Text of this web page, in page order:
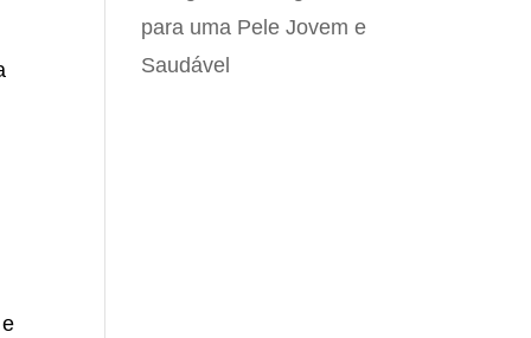
para uma Pele Jovem e
Saudável